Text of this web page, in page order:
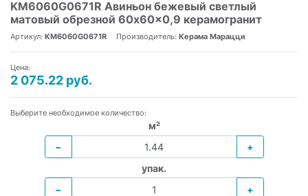
KM6060G0671R Авиньон бежевый светлый
матовый обрезной 60x60x0,9 керамогранит
Артикул: KM6060G0671R Производитель: Керама Марацци
Цена:
2 075.22 руб.
Выберите необходимое количество:
м²
−
+
упак.
−
+